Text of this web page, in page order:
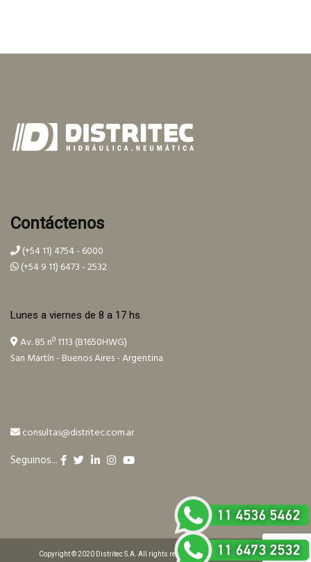
Contáctenos
(+54 11) 4754 - 6000
(+54 9 11) 6473 - 2532
Lunes a viernes de 8 a 17 hs.
Av. 85 nº 1113 (B1650HWG)
San Martín - Buenos Aires - Argentina
consultas@distritec.com.ar
Seguinos...
Copyright © 2020 Distritec S.A. All rights reserved. Design by ilitia.com.ar